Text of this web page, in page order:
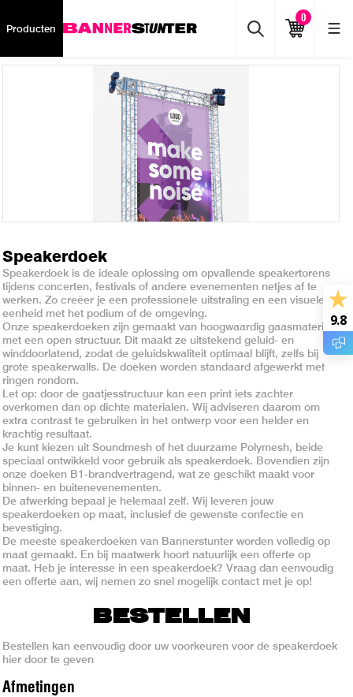
Producten
0
Speakerdoek
Speakerdoek is de ideale oplossing om opvallende speakertorens
tijdens concerten, festivals of andere evenementen netjes af te
werken. Zo creëer je een professionele uitstraling en een visuele
eenheid met het podium of de omgeving.
Onze speakerdoeken zijn gemaakt van hoogwaardig gaasmateriaal
met een open structuur. Dit maakt ze uitstekend geluid- en
winddoorlatend, zodat de geluidskwaliteit optimaal blijft, zelfs bij
grote speakerwalls. De doeken worden standaard afgewerkt met
ringen rondom.
Let op: door de gaatjesstructuur kan een print iets zachter
overkomen dan op dichte materialen. Wij adviseren daarom om
extra contrast te gebruiken in het ontwerp voor een helder en
krachtig resultaat.
Je kunt kiezen uit Soundmesh of het duurzame Polymesh, beide
speciaal ontwikkeld voor gebruik als speakerdoek. Bovendien zijn
onze doeken B1-brandvertragend, wat ze geschikt maakt voor
binnen- en buitenevenementen.
De afwerking bepaal je helemaal zelf. Wij leveren jouw
speakerdoeken op maat, inclusief de gewenste confectie en
bevestiging.
De meeste speakerdoeken van Bannerstunter worden volledig op
maat gemaakt. En bij maatwerk hoort natuurlijk een offerte op
maat. Heb je interesse in een speakerdoek? Vraag dan eenvoudig
een offerte aan, wij nemen zo snel mogelijk contact met je op!
BESTELLEN
Bestellen kan eenvoudig door uw voorkeuren voor de speakerdoek
hier door te geven
Afmetingen
9.8